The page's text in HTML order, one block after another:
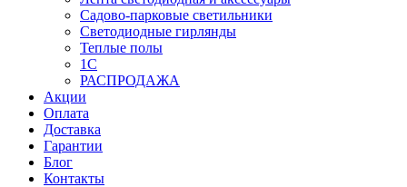
Садово-парковые светильники
Светодиодные гирлянды
Теплые полы
1С
РАСПРОДАЖА
Акции
Оплата
Доставка
Гарантии
Блог
Контакты